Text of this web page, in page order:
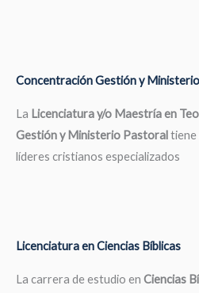
Concentración Gestión y
La Licenciatura y/o Maestría en
Gestión y Ministerio Pastoraltiene
líderes cristianos especializados
Licenciatura en Ciencias Bíblicas
La carrera de estudio en Ciencias